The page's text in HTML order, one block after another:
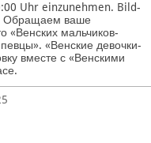
Uhr einzunehmen. Bild-
Обращаем ваше
«Венских мальчиков-
«Венские девочки-
вместе с «Венскими